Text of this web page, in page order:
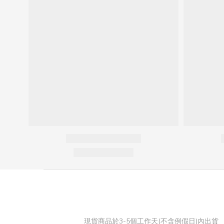
現貨商品於3-5個工作天(不含例假日)內出貨